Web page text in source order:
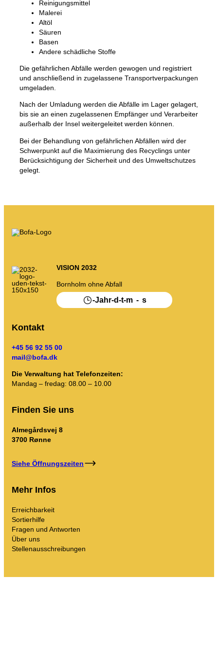
Kompost
Abriss und Renovierung
Die Öffnungszeiten
Link zu den BRK-Grundregeln
Abfallvorschriften
Abfall-Portal
Kontakt
Stellenausschreibungen
Das Unternehmen BOFA
Reinigungsmittel
Malerei
Altöl
Säuren
Basen
Andere schädliche Stoffe
Die gefährlichen Abfälle werden gewogen und registriert
und anschließend in zugelassene Transportverpackungen
umgeladen.
Nach der Umladung werden die Abfälle im Lager gelagert,
bis sie an einen zugelassenen Empfänger und Verarbeiter
außerhalb der Insel weitergeleitet werden können.
Bei der Behandlung von gefährlichen Abfällen wird der
Schwerpunkt auf die Maximierung des Recyclings unter
Berücksichtigung der Sicherheit und des Umweltschutzes
gelegt.
VISION 2032
Bornholm ohne Abfall
-Jahr-d-t-m - s
Kontakt
+45 56 92 55 00
mail@bofa.dk
Die Verwaltung hat Telefonzeiten:
Mandag – fredag: 08.00 – 10.00
Finden Sie uns
Almegårdsvej 8
3700 Rønne
Siehe Öffnungszeiten
Mehr Infos
Erreichbarkeit
Sortierhilfe
Fragen und Antworten
Über uns
Stellenausschreibungen